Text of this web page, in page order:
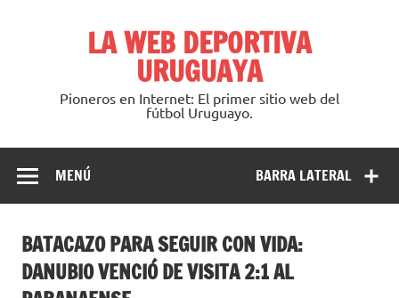
LA WEB DEPORTIVA
URUGUAYA
Pioneros en Internet: El primer sitio web del
fútbol Uruguayo.
BARRA LATERAL
MENÚ
BATACAZO PARA SEGUIR CON VIDA:
DANUBIO VENCIÓ DE VISITA 2:1 AL